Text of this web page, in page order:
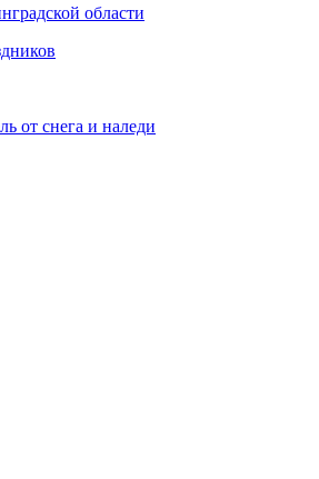
области
от снега и наледи